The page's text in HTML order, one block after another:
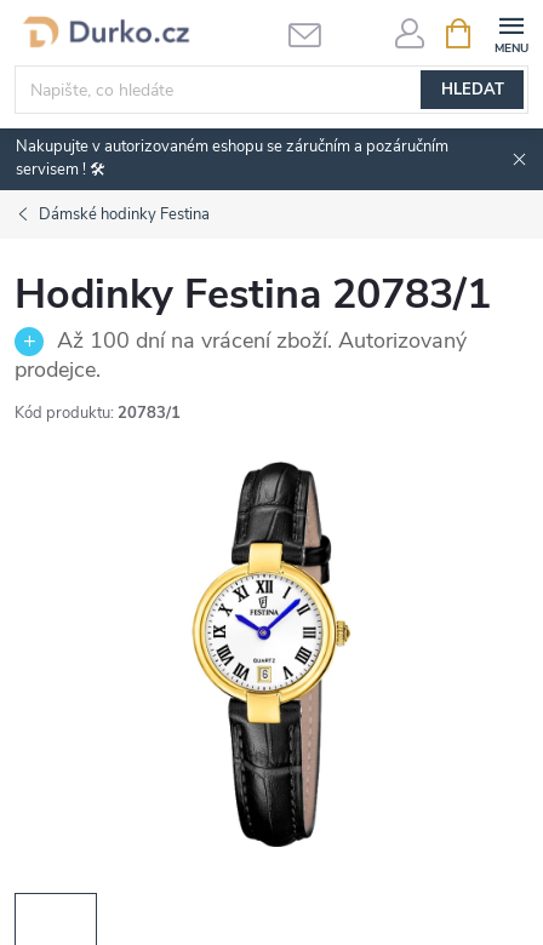
Přejít
obsah
HLEDAT
NÁKUPNÍ
KOŠÍK
Nakupujte v autorizovaném eshopu se záručním a pozáručním
servisem ! 🛠️
Dámské hodinky Festina
Hodinky Festina 20783/1
Až 100 dní na vrácení zboží. Autorizovaný
prodejce.
Kód produktu: 20783/1